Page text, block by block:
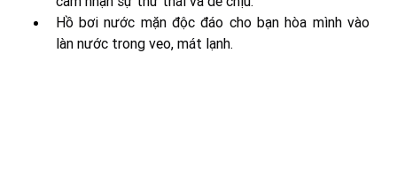
Hồ bơi nước mặn độc đáo cho bạn hòa mình vào
làn nước trong veo, mát lạnh.